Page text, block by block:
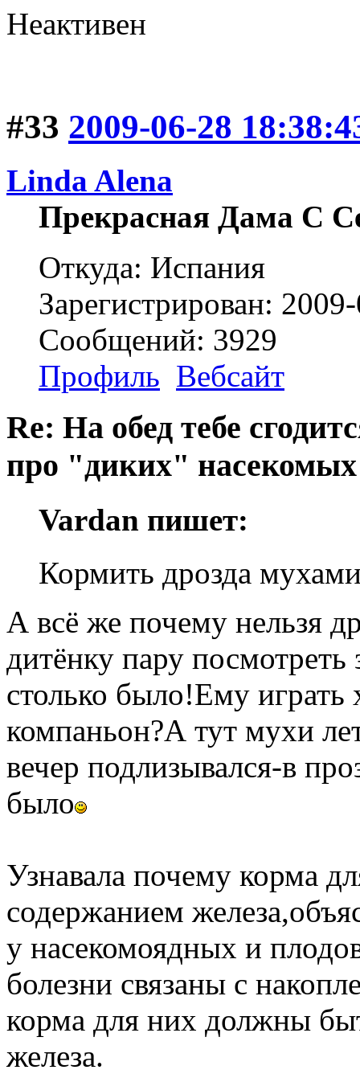
Неактивен
#33 2009-06-28
Linda Alena
Прекрасная Дама С
Откуда: Испания
Зарегистрирован:
Сообщений: 3929
Профиль Вебсайт
Re: На обед тебе
про "диких" насекомых
Vardan пишет:
Кормить дрозда
А всё же почему нельзя
дитёнку пару посмотреть
столько было!Ему играть
компаньон?А тут мухи
вечер подлизывался-в
было
Узнавала почему корма
содержанием
у насекомоядных и
болезни связаны с
корма для них должны
железа.